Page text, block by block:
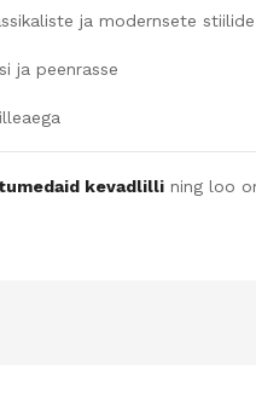
ja modernsete
ja peenrasse
kevadlillining loo